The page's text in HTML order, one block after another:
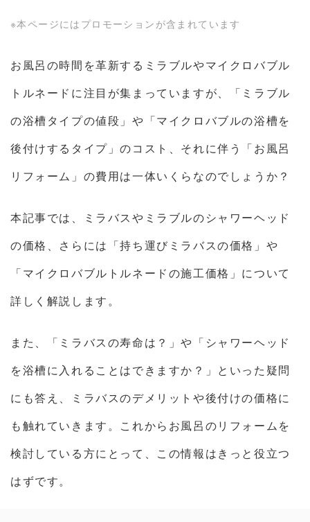
※本ページにはプロモーションが含まれています
お風呂の時間を革新するミラブルやマイクロバブル
トルネードに注目が集まっていますが、「ミラブル
の浴槽タイプの値段」や「マイクロバブルの浴槽を
後付けするタイプ」のコスト、それに伴う「お風呂
リフォーム」の費用は一体いくらなのでしょうか？
本記事では、ミラバスやミラブルのシャワーヘッド
の価格、さらには「持ち運びミラバスの価格」や
「マイクロバブルトルネードの施工価格」について
詳しく解説します。
また、「ミラバスの寿命は？」や「シャワーヘッド
を浴槽に入れることはできますか？」といった疑問
にも答え、ミラバスのデメリットや後付けの価格に
も触れていきます。これからお風呂のリフォームを
検討している方にとって、この情報はきっと役立つ
はずです。